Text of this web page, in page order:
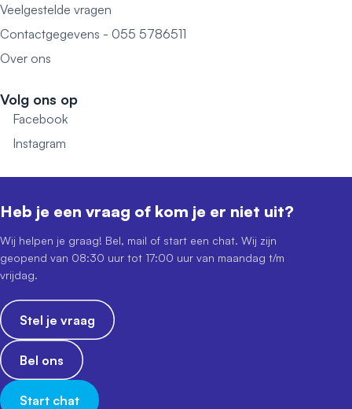
Veelgestelde vragen
Contactgegevens - 055 5786511
Over ons
Volg ons op
Facebook
Instagram
Heb je een vraag of kom je er niet uit?
Wij helpen je graag! Bel, mail of start een chat. Wij zijn
geopend van 08:30 uur tot 17:00 uur van maandag t/m
vrijdag.
Stel je vraag
Bel ons
Start chat